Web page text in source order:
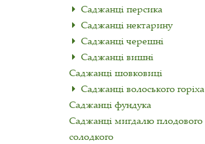
Саджанці персика
Саджанці нектарину
Саджанці черешні
Саджанці вишні
Саджанці шовковиці
Саджанці волоського горіха
Саджанці фундука
Саджанці мигдалю плодового
солодкого